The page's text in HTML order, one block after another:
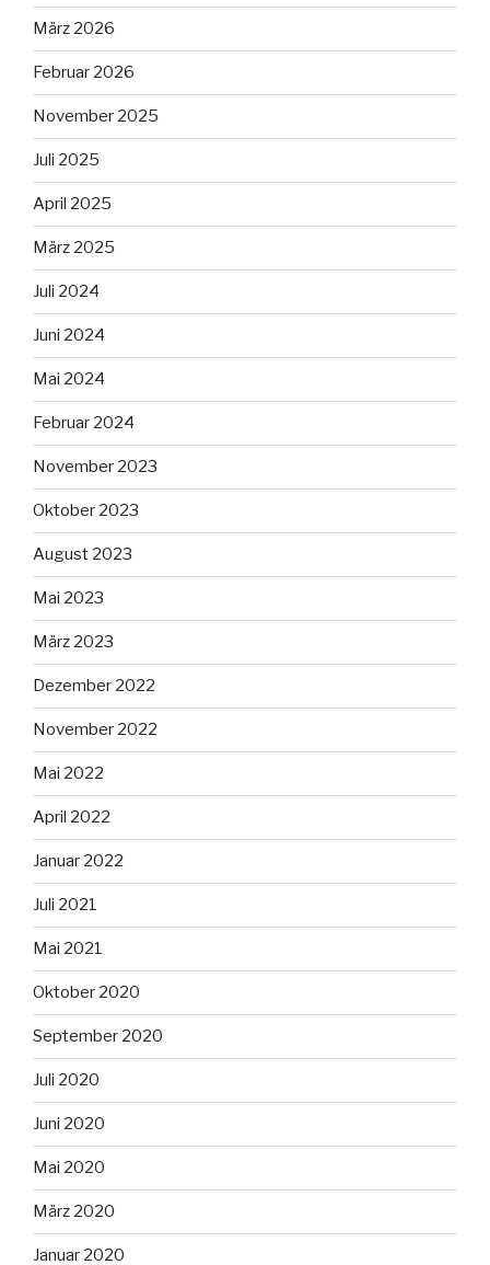
März 2026
Februar 2026
November 2025
Juli 2025
April 2025
März 2025
Juli 2024
Juni 2024
Mai 2024
Februar 2024
November 2023
Oktober 2023
August 2023
Mai 2023
März 2023
Dezember 2022
November 2022
Mai 2022
April 2022
Januar 2022
Juli 2021
Mai 2021
Oktober 2020
September 2020
Juli 2020
Juni 2020
Mai 2020
März 2020
Januar 2020